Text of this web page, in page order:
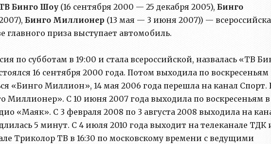
Бинго Шоу (16 сентября 2000 — 25 декабря 2005), Бинго
Бинго Миллионер (13 мая — 3 июня 2007)) —
главного приза выступает автомобиль.
по субботам в 19:00 и стала всероссийской, назвалась «ТВ
16 сентября 2000 года. Потом выходила по воскресеньям
«Бинго Миллион», 14 мая 2006 года перешла на канал Спорт.
Миллионер». С 10 июня 2007 года выходила по воскресеньям в
«Маяк». С 3 февраля 2008 по 3 августа 2008 выходила на
5 минут. С 4 июля 2010 года выходит на телеканале ТДК
Триколор ТВ в 16:30 по московскому времени с ведущими